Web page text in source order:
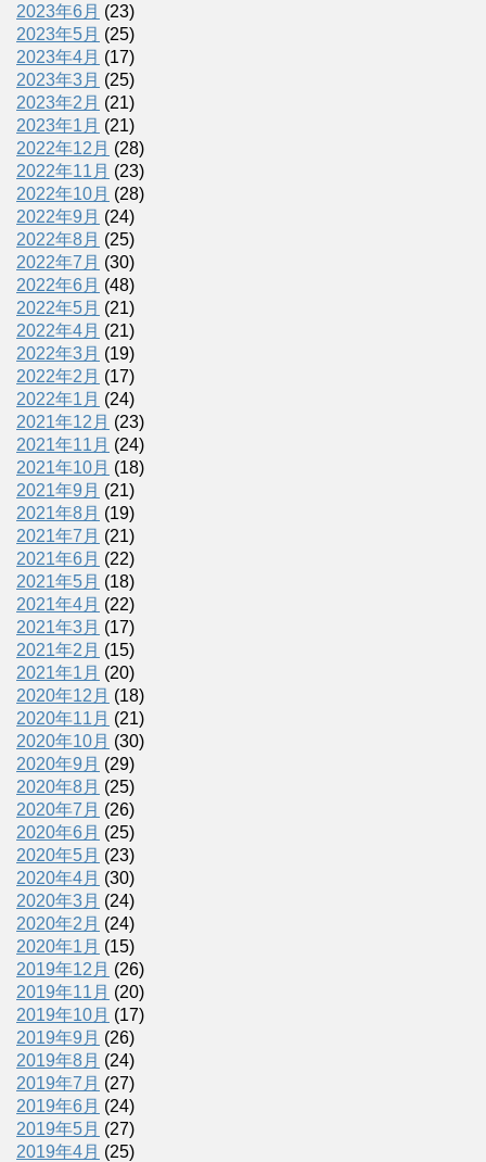
2023年6月 (23)
2023年5月 (25)
2023年4月 (17)
2023年3月 (25)
2023年2月 (21)
2023年1月 (21)
2022年12月 (28)
2022年11月 (23)
2022年10月 (28)
2022年9月 (24)
2022年8月 (25)
2022年7月 (30)
2022年6月 (48)
2022年5月 (21)
2022年4月 (21)
2022年3月 (19)
2022年2月 (17)
2022年1月 (24)
2021年12月 (23)
2021年11月 (24)
2021年10月 (18)
2021年9月 (21)
2021年8月 (19)
2021年7月 (21)
2021年6月 (22)
2021年5月 (18)
2021年4月 (22)
2021年3月 (17)
2021年2月 (15)
2021年1月 (20)
2020年12月 (18)
2020年11月 (21)
2020年10月 (30)
2020年9月 (29)
2020年8月 (25)
2020年7月 (26)
2020年6月 (25)
2020年5月 (23)
2020年4月 (30)
2020年3月 (24)
2020年2月 (24)
2020年1月 (15)
2019年12月 (26)
2019年11月 (20)
2019年10月 (17)
2019年9月 (26)
2019年8月 (24)
2019年7月 (27)
2019年6月 (24)
2019年5月 (27)
2019年4月 (25)